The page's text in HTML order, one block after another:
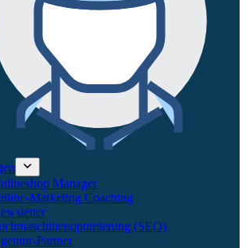
Manager
Marketing Coaching
(SEO)
Partner